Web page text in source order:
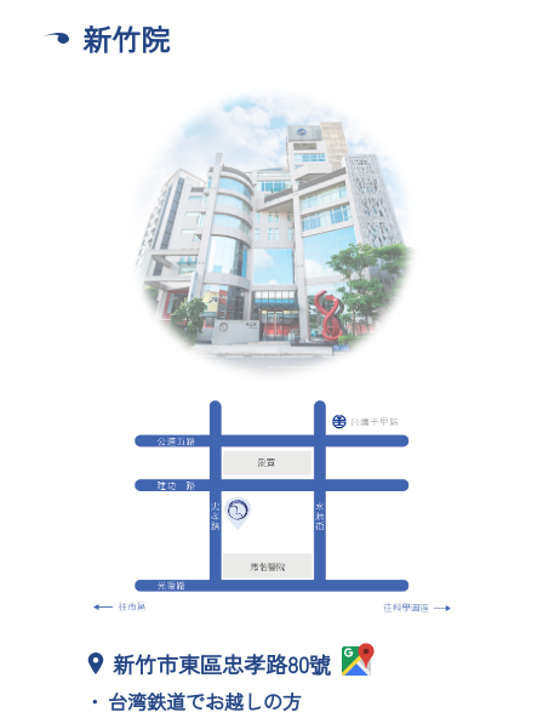
新竹院
新竹市東區忠孝路80號
台湾鉄道でお越しの方